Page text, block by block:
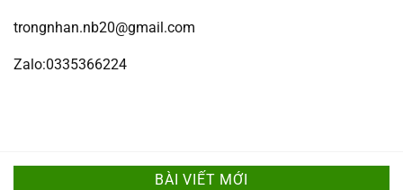
trongnhan.nb20@gmail.com
Zalo:0335366224
BÀI VIẾT MỚI